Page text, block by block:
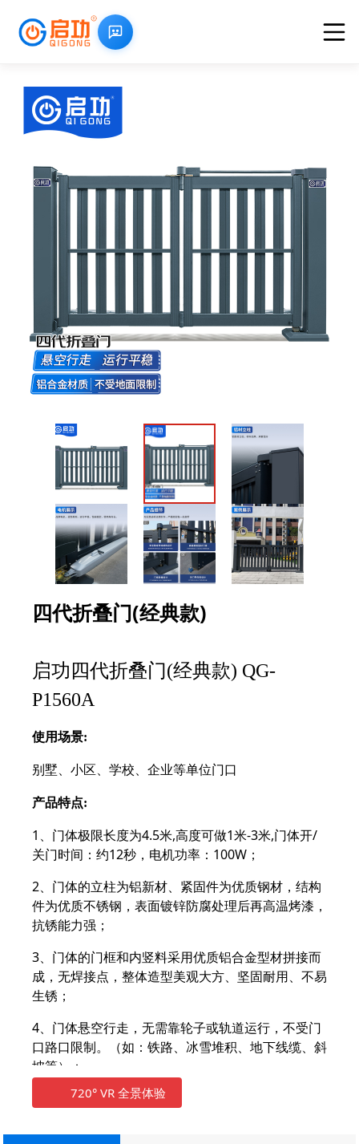
四代折叠门(经典款)
启功四代折叠门(经典款) QG-
P1560A
使用场景:
别墅、小区、学校、企业等单位门口
产品特点:
1、门体极限长度为4.5米,高度可做1米-3米,门体开/
关门时间：约12秒，电机功率：100W；
2、门体的立柱为铝新材、紧固件为优质钢材，结构
件为优质不锈钢，表面镀锌防腐处理后再高温烤漆，
抗锈能力强；
3、门体的门框和内竖料采用优质铝合金型材拼接而
成，无焊接点，整体造型美观大方、坚固耐用、不易
生锈；
4、门体悬空行走，无需靠轮子或轨道运行，不受门
口路口限制。（如：铁路、冰雪堆积、地下线缆、斜
坡等）；
5、门体折叠开合，开门同时折叠，运行行程小，运
720° VR 全景体验